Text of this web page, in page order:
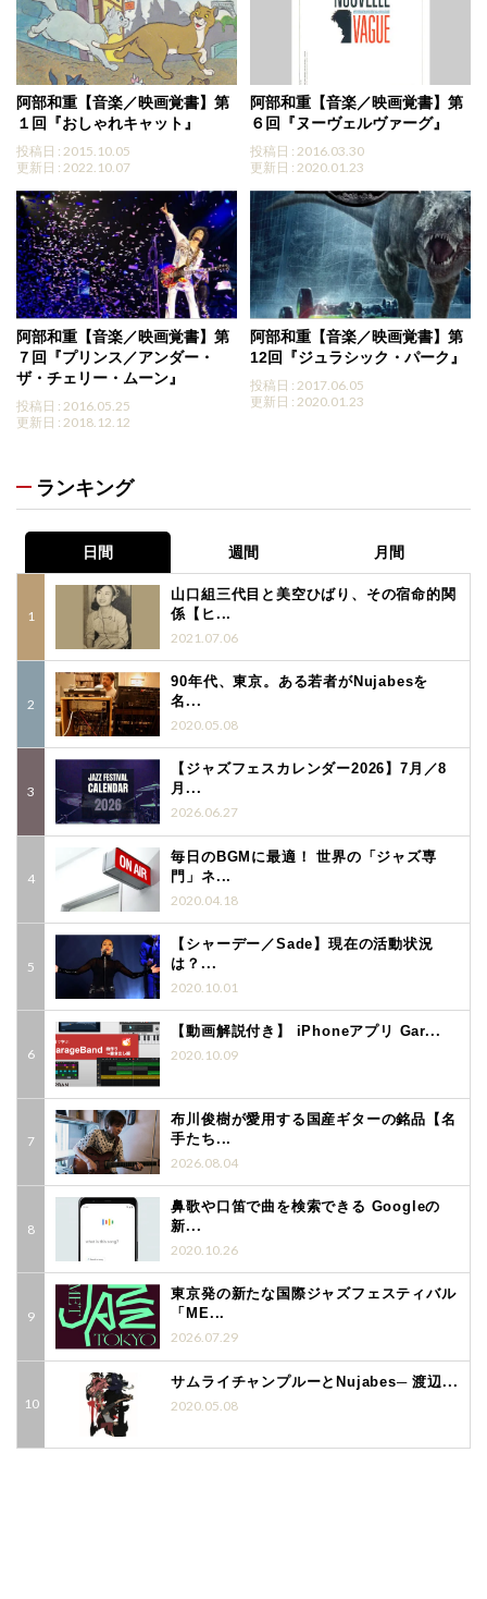
阿部和重【音楽／映画覚書】第
１回『おしゃれキャット』
投稿日 : 2015.10.05
更新日 : 2022.10.07
阿部和重【音楽／映画覚書】第
６回『ヌーヴェルヴァーグ』
投稿日 : 2016.03.30
更新日 : 2020.01.23
阿部和重【音楽／映画覚書】第
７回『プリンス／アンダー・
ザ・チェリー・ムーン』
投稿日 : 2016.05.25
更新日 : 2018.12.12
阿部和重【音楽／映画覚書】第
12回『ジュラシック・パーク』
投稿日 : 2017.06.05
更新日 : 2020.01.23
ランキング
日間 週間 月間
山口組三代目と美空ひばり、その宿命的関
係【ヒ...
2021.07.06
90年代、東京。ある若者がNujabesを
名...
2020.05.08
【ジャズフェスカレンダー2026】7月／8
月...
2026.06.27
毎日のBGMに最適！ 世界の「ジャズ専
門」ネ...
2020.04.18
【シャーデー／Sade】現在の活動状況
は？...
2020.10.01
【動画解説付き】 iPhoneアプリ Gar...
2020.10.09
布川俊樹が愛用する国産ギターの銘品【名
手たち...
2026.08.04
鼻歌や口笛で曲を検索できる Googleの
新...
2020.10.26
東京発の新たな国際ジャズフェスティバル
「ME...
2026.07.29
サムライチャンプルーとNujabes─ 渡辺...
2020.05.08